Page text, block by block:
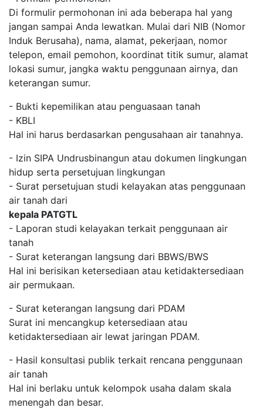
Di formulir permohonan ini ada beberapa hal yang
jangan sampai Anda lewatkan. Mulai dari NIB (Nomor
Induk Berusaha), nama, alamat, pekerjaan, nomor
telepon, email pemohon, koordinat titik sumur, alamat
lokasi sumur, jangka waktu penggunaan airnya, dan
keterangan sumur.
- Bukti kepemilikan atau penguasaan tanah
- KBLI
Hal ini harus berdasarkan pengusahaan air tanahnya.
- Izin SIPA Undrusbinangun atau dokumen lingkungan
hidup serta persetujuan lingkungan
- Surat persetujuan studi kelayakan atas penggunaan
air tanah dari
kepala PATGTL
- Laporan studi kelayakan terkait penggunaan air
tanah
- Surat keterangan langsung dari BBWS/BWS
Hal ini berisikan ketersediaan atau ketidaktersediaan
air permukaan.
- Surat keterangan langsung dari PDAM
Surat ini mencangkup ketersediaan atau
ketidaktersediaan air lewat jaringan PDAM.
- Hasil konsultasi publik terkait rencana penggunaan
air tanah
Hal ini berlaku untuk kelompok usaha dalam skala
menengah dan besar.